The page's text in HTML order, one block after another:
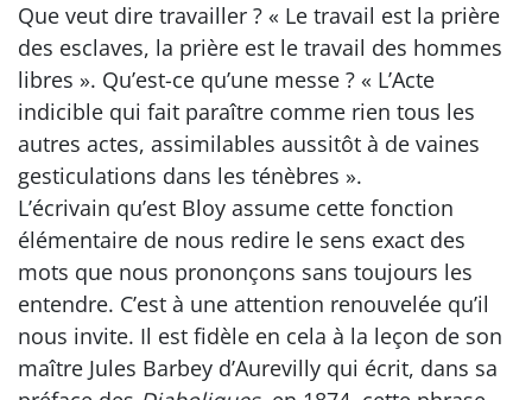
Que veut dire travailler ? « Le travail est la prière
des esclaves, la prière est le travail des hommes
libres ». Qu’est-ce qu’une messe ? « L’Acte
indicible qui fait paraître comme rien tous les
autres actes, assimilables aussitôt à de vaines
gesticulations dans les ténèbres ».
L’écrivain qu’est Bloy assume cette fonction
élémentaire de nous redire le sens exact des
mots que nous prononçons sans toujours les
entendre. C’est à une attention renouvelée qu’il
nous invite. Il est fidèle en cela à la leçon de son
maître Jules Barbey d’Aurevilly qui écrit, dans sa